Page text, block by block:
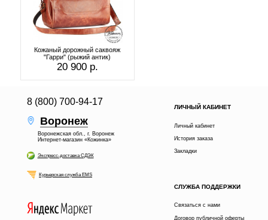
Кожаный дорожный саквояж
"Гарри" (рыжий антик)
20 900 р.
8 (800) 700-94-17
Воронеж
Воронежская обл., г. Воронеж
Интернет-магазин «Кожинка»
Экспресс-доставка СДЭК
Курьерская служба EMS
ЛИЧНЫЙ КАБИНЕТ
Личный кабинет
История заказа
Закладки
СЛУЖБА ПОДДЕРЖКИ
Связаться с нами
Договор публичной оферты